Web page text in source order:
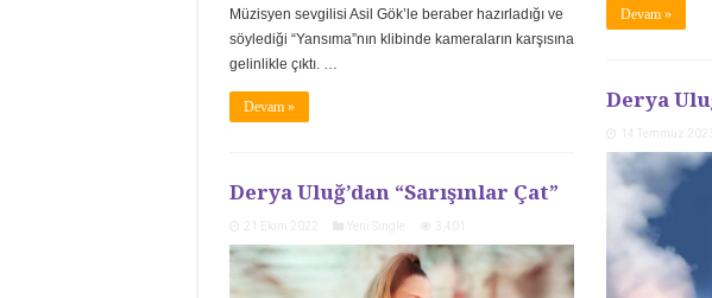
Devam »
Müzisyen sevgilisi Asil Gök’le beraber hazırladığı ve
söylediği “Yansıma”nın klibinde kameraların karşısına
gelinlikle çıktı. …
Devam » Derya
Derya Uluğ’dan “Sarışınlar Çat”